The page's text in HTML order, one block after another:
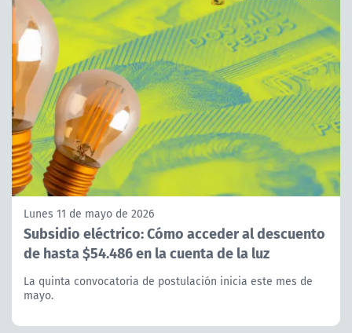
Lunes 11 de mayo de 2026
Subsidio eléctrico: Cómo acceder al descuento
de hasta $54.486 en la cuenta de la luz
La quinta convocatoria de postulación inicia este mes de
mayo.